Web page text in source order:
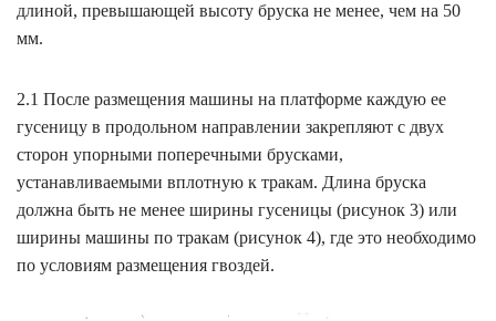
длиной, превышающей высоту бруска не менее, чем на 50
мм.
2.1 После размещения машины на платформе каждую ее
гусеницу в продольном направлении закрепляют с двух
сторон упорными поперечными брусками,
устанавливаемыми вплотную к тракам. Длина бруска
должна быть не менее ширины гусеницы (рисунок 3) или
ширины машины по тракам (рисунок 4), где это необходимо
по условиям размещения гвоздей.